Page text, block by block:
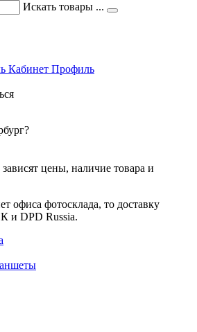
Искать товары ...
Кабинет Профиль
цены, наличие товара и
офиса фотосклада, то доставку
и DPD Russia.